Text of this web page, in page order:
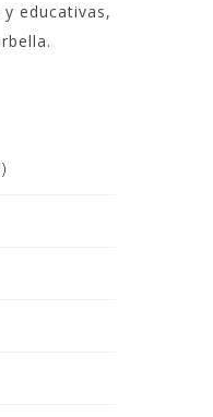
educativas,